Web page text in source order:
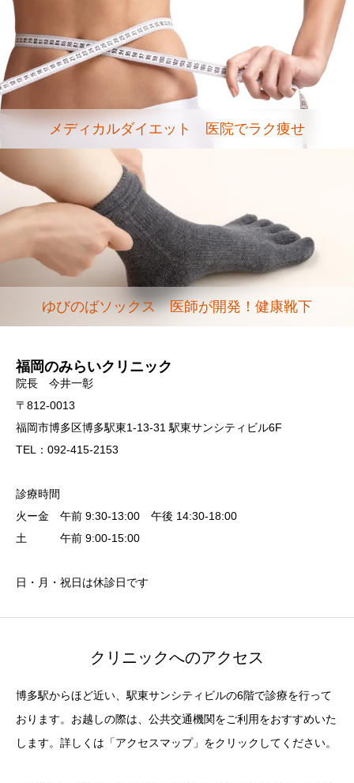
メディカルダイエット 医院でラク痩せ
ゆびのばソックス 医師が開発！健康靴下
福岡のみらいクリニック
院長 今井一彰
〒812-0013
福岡市博多区博多駅東1-13-31 駅東サンシティビル6F
TEL：092-415-2153
診療時間
火ー金 午前 9:30-13:00 午後 14:30-18:00
土 午前 9:00-15:00
日・月・祝日は休診日です
クリニックへのアクセス
博多駅からほど近い、駅東サンシティビルの6階で診療を行って
おります。お越しの際は、公共交通機関をご利用をおすすめいた
します。詳しくは「アクセスマップ」をクリックしてください。